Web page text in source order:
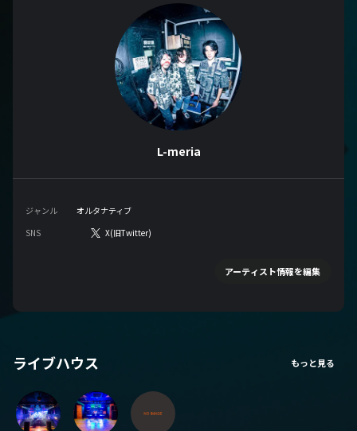
L-meria
ジャンル
オルタナティブ
SNS
X(旧Twitter)
アーティスト情報を編集
ライブハウス